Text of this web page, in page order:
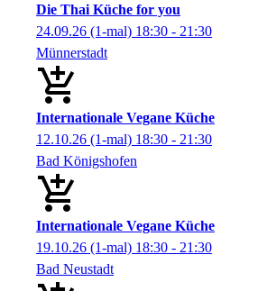
Die Thai Küche for you
24.09.26 (1-mal) 18:30 - 21:30
Münnerstadt
Internationale Vegane Küche
12.10.26 (1-mal) 18:30 - 21:30
Bad Königshofen
Internationale Vegane Küche
19.10.26 (1-mal) 18:30 - 21:30
Bad Neustadt